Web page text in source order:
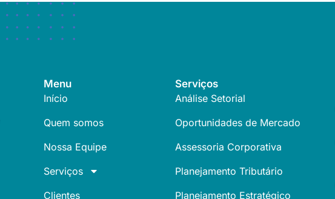
Menu
Início
Quem somos
Nossa Equipe
Serviços
Clientes
Serviços
Análise Setorial
Oportunidades de Mercado
Assessoria Corporativa
Planejamento Tributário
Planejamento Estratégico